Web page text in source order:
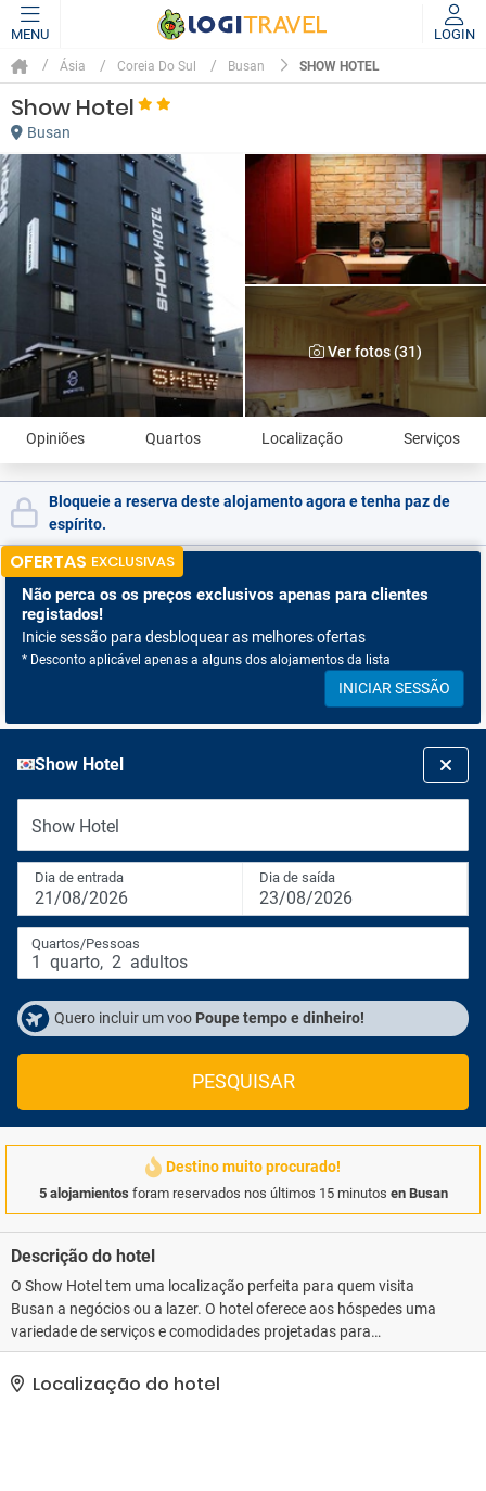
MENU LOGIN
Ásia Coreia Do Sul Busan SHOW HOTEL
Show Hotel
Busan
Ver fotos (31)
Opiniões Quartos Localização Serviços
Bloqueie a reserva deste alojamento agora e tenha paz de
espírito.
OFERTAS EXCLUSIVAS
Não perca os os preços exclusivos apenas para clientes
registados!
Inicie sessão para desbloquear as melhores ofertas
* Desconto aplicável apenas a alguns dos alojamentos da lista
INICIAR SESSÃO
Show Hotel
Show Hotel
Dia de entrada
21/08/2026
Dia de saída
23/08/2026
Quartos/Pessoas
1 quarto, 2 adultos
Quero incluir um voo Poupe tempo e dinheiro!
PESQUISAR
Destino muito procurado!
5 alojamientos foram reservados nos últimos 15 minutos en Busan
Descrição do hotel
O Show Hotel tem uma localização perfeita para quem visita
Busan a negócios ou a lazer. O hotel oferece aos hóspedes uma
variedade de serviços e comodidades projetadas para
proporcionar conforto e conveniência. Instalações como Wi-Fi
gratuito em todos os quartos, limpeza diária, fax, serviço postal e
impressora estão prontamente disponíveis para você. Quartos
Localização do hotel